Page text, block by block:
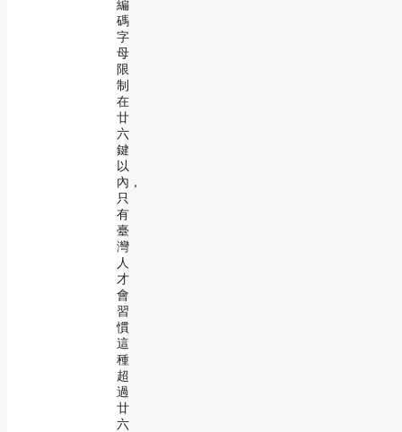
編
碼
字
母
限
制
在
廿
六
鍵
以
內，
只
有
臺
灣
人
才
會
習
慣
這
種
超
過
廿
六